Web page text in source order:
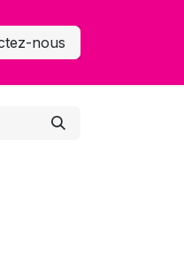
nous